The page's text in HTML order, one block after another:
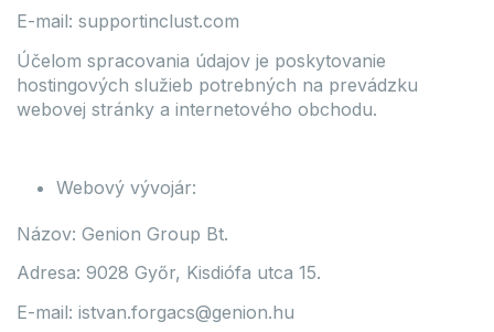
E-mail: supportinclust.com
Účelom spracovania údajov je poskytovanie
hostingových služieb potrebných na prevádzku
webovej stránky a internetového obchodu.
Webový vývojár:
Názov: Genion Group Bt.
Adresa: 9028 Győr, Kisdiófa utca 15.
E-mail: istvan.forgacs@genion.hu